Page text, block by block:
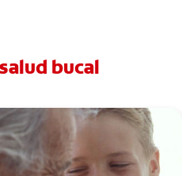
de las bacterias anaeróbicas
bucal